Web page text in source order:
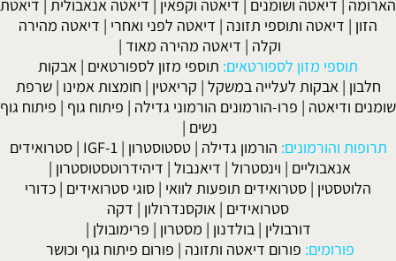
הארומה | דיאטה ושומנים | דיאטה וקפאין | דיאטה אנאבולית | דיאטת
הזון | דיאטה ותוספי תזונה | דיאטה לפני ואחרי | דיאטה מהירה
וקלה | דיאטה מהירה מאוד |
תוספי מזון לספורטאים: תוספי מזון לספורטאים | אבקות
חלבון | אבקות לעלייה במשקל | קריאטין | חומצות אמינו |שרפת
שומנים ודיאטה | פרו-הורמונים הורמוני גדילה | פיתוח גוף | פיתוח גוף
נשים |
תרופות והורמונים: הורמון גדילה |טסטוסטרון |
IGF-1
|סטרואידים
אנאבוליים | וינסטרול | דיאנבול | דיהידרוטסטוסטרון |
הלוטסטין | סטרואידים תופעות לוואי | סוגי סטרואידים | כדורי
סטרואידים | אוקסנדרולון | דקה
דורבולין | בולדנון | מסטרון | פרימובולן |
פורומים: פורום דיאטה ותזונה | פורום פיתוח גוף וכושר